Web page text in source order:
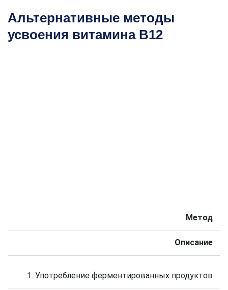
Альтернативные методы
усвоения витамина В12
Метод
Описание
1. Употребление ферментированных продуктов